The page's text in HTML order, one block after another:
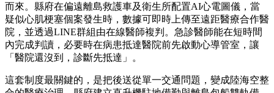
而來。縣府在偏遠離島救護車及衛生所配置AI心電圖儀，當
疑似心肌梗塞個案發生時，數據可即時上傳至遠距醫療合作醫
院，並透過LINE群組由在線醫師複判。急診醫師能在短時間
內完成判讀，必要時在病患抵達醫院前先啟動心導管室，讓
「醫院還沒到，診斷先抵達」。
這套制度最關鍵的，是把後送從單一交通問題，變成陸海空整